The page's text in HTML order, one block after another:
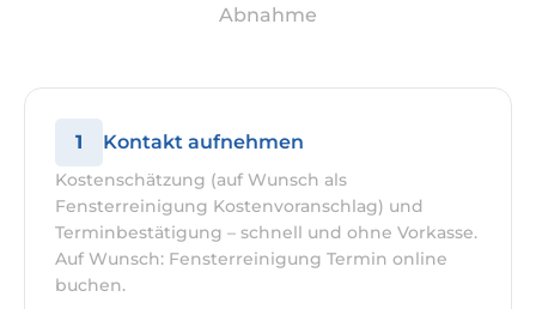
Abnahme
1 Kontakt aufnehmen
Kostenschätzung (auf Wunsch als
Fensterreinigung Kostenvoranschlag) und
Terminbestätigung – schnell und ohne Vorkasse.
Auf Wunsch: Fensterreinigung Termin online
buchen.